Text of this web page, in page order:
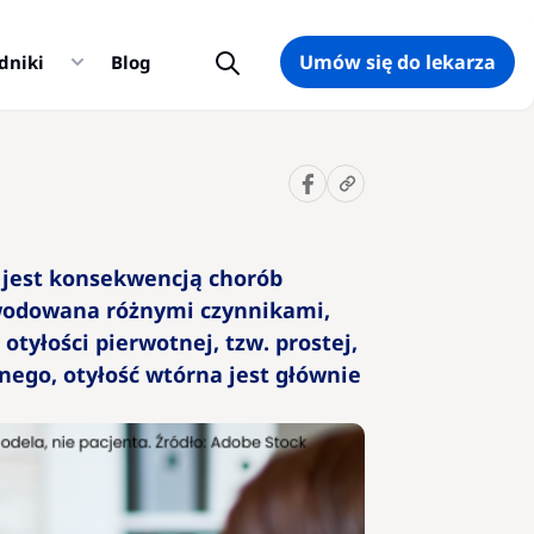
Blog
10 pytań
które
warto
zadać
lekarzowi
Kalkulator
BMI –
wskaźnik
prawidłowej
Umów się do lekarza
konsekwencją chorób
różnymi czynnikami,
pierwotnej, tzw. prostej,
otyłość wtórna jest głównie